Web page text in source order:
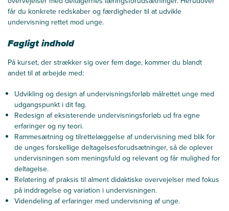
får du konkrete redskaber og færdigheder til at udvikle
undervisning rettet mod unge.
Fagligt indhold
På kurset, der strækker sig over fem dage, kommer du blandt
andet til at arbejde med:
Udvikling og design af undervisningsforløb målrettet unge med
udgangspunkt i dit fag.
Redesign af eksisterende undervisningsforløb ud fra egne
erfaringer og ny teori.
Rammesætning og tilrettelæggelse af undervisning med blik for
de unges forskellige deltagelsesforudsætninger, så de oplever
undervisningen som meningsfuld og relevant og får mulighed for
deltagelse.
Relatering af praksis til alment didaktiske overvejelser med fokus
på inddragelse og variation i undervisningen.
Videndeling af erfaringer med undervisning af unge.